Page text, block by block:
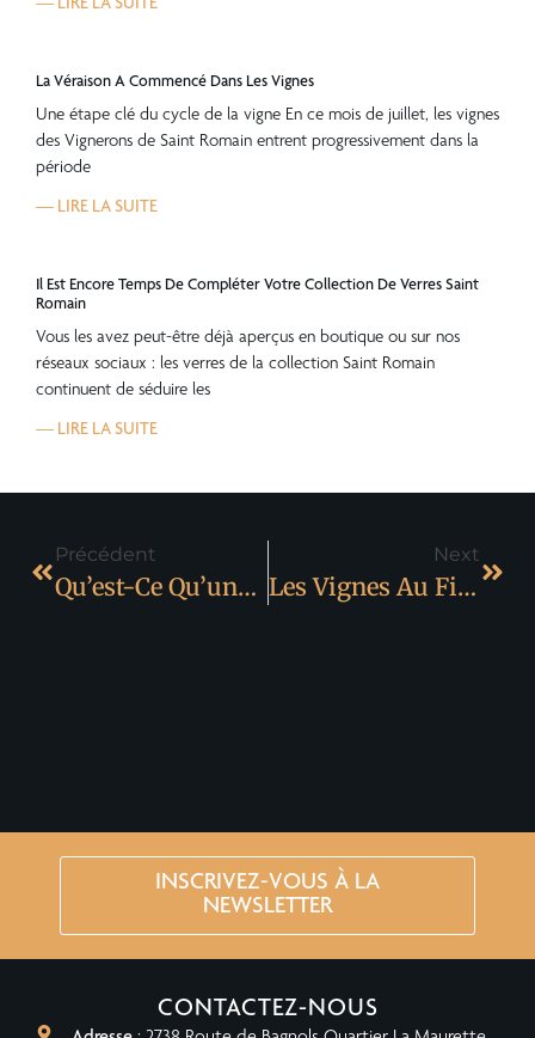
— LIRE LA SUITE
La Véraison A Commencé Dans Les Vignes
Une étape clé du cycle de la vigne En ce mois de juillet, les vignes
des Vignerons de Saint Romain entrent progressivement dans la
période
— LIRE LA SUITE
Il Est Encore Temps De Compléter Votre Collection De Verres Saint
Romain
Vous les avez peut-être déjà aperçus en boutique ou sur nos
réseaux sociaux : les verres de la collection Saint Romain
continuent de séduire les
— LIRE LA SUITE
Précédent
Qu’est-Ce Qu’une Cave Coopérative ?
Next
Les Vignes Au Fil Des Saisons
INSCRIVEZ-VOUS À LA
NEWSLETTER
CONTACTEZ-NOUS